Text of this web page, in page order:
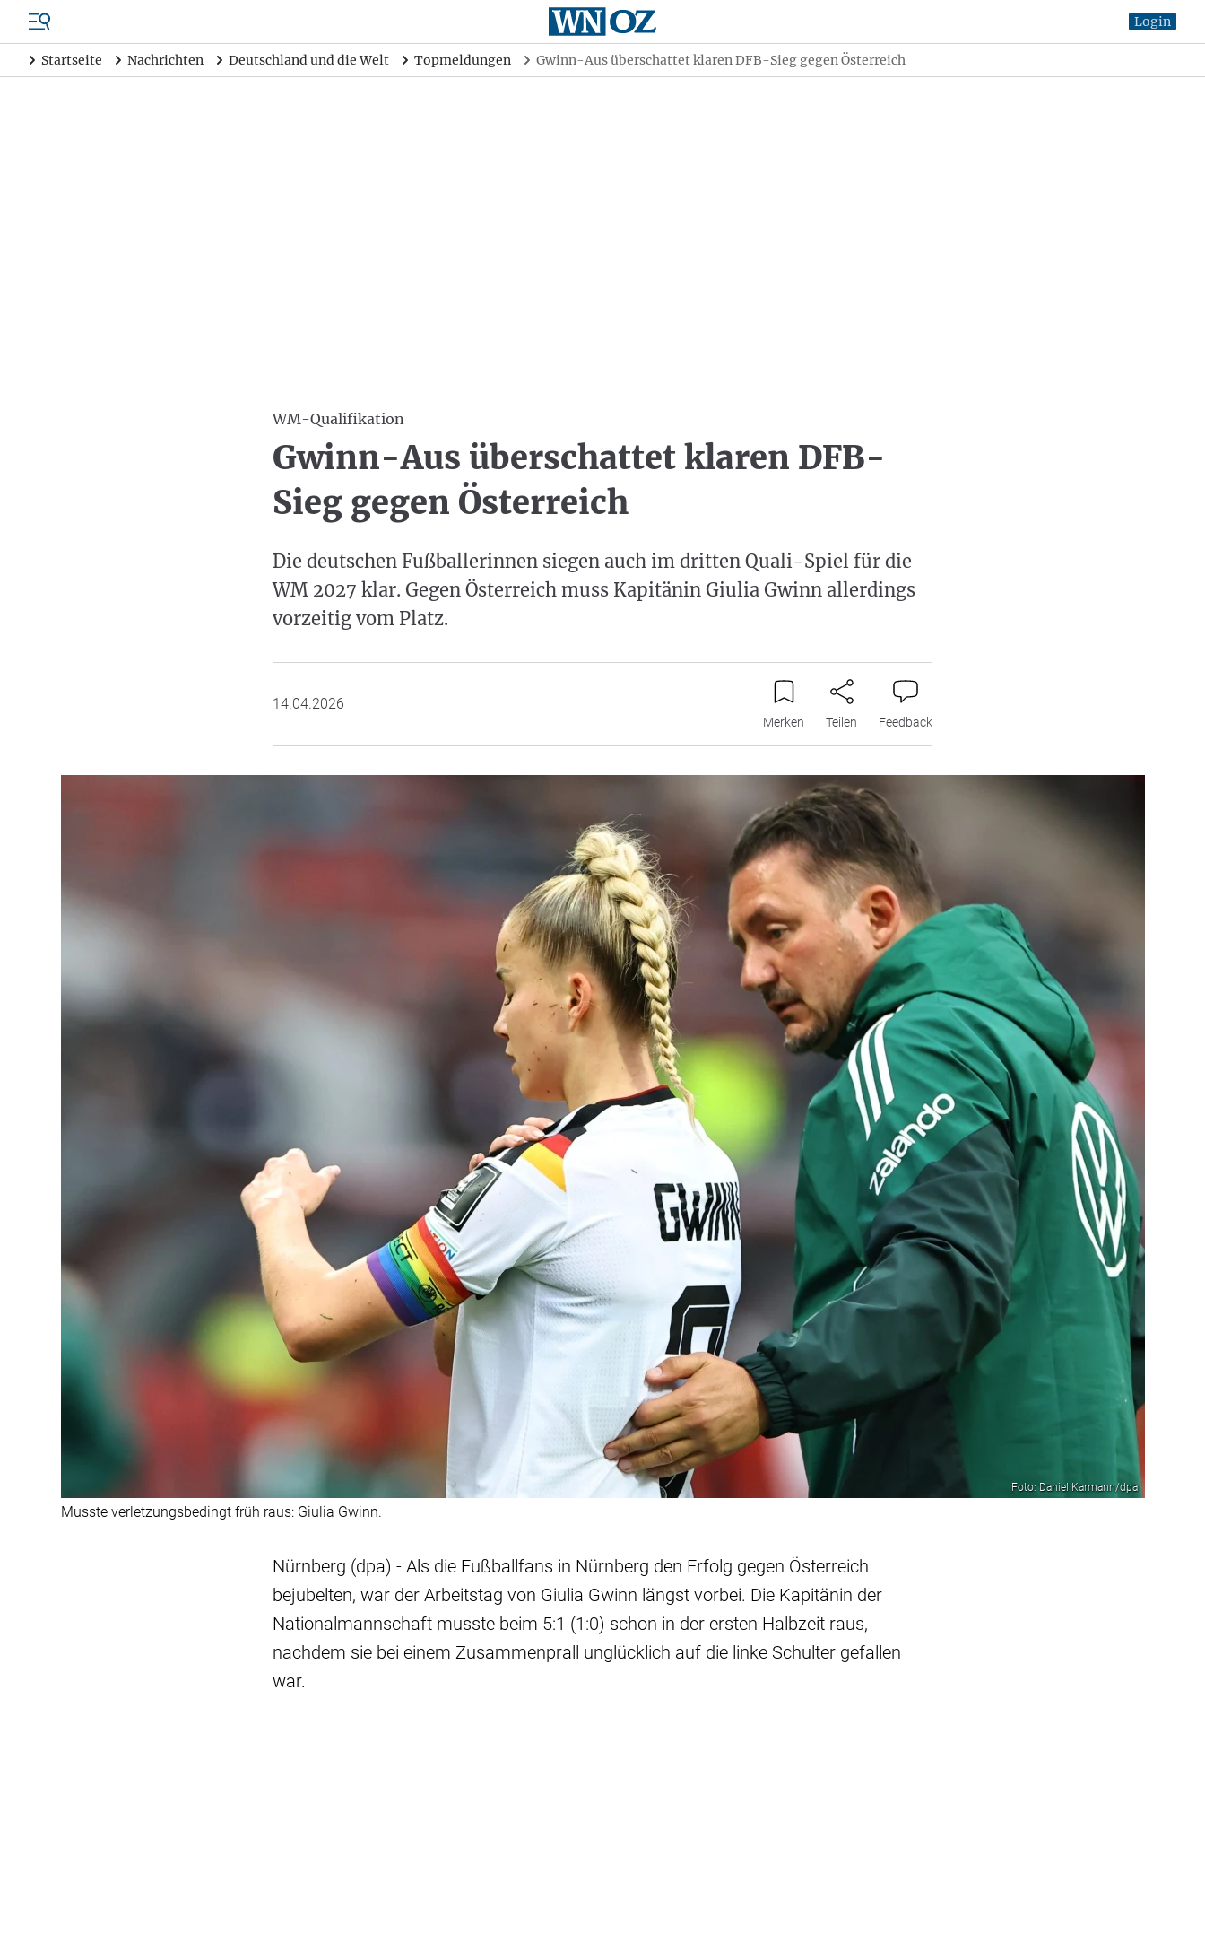
Login
Startseite Nachrichten Deutschland und die Welt Topmeldungen Gwinn-Aus überschattet klaren DFB-Sieg gegen Österreich
WM-Qualifikation
Gwinn-Aus überschattet klaren DFB-
Sieg gegen Österreich
Die deutschen Fußballerinnen siegen auch im dritten Quali-Spiel für die
WM 2027 klar. Gegen Österreich muss Kapitänin Giulia Gwinn allerdings
vorzeitig vom Platz.
14.04.2026
Merken Teilen Feedback
Foto: Daniel Karmann/dpa
Musste verletzungsbedingt früh raus: Giulia Gwinn.
Nürnberg (dpa) - Als die Fußballfans in Nürnberg den Erfolg gegen Österreich
bejubelten, war der Arbeitstag von Giulia Gwinn längst vorbei. Die Kapitänin der
Nationalmannschaft musste beim 5:1 (1:0) schon in der ersten Halbzeit raus,
nachdem sie bei einem Zusammenprall unglücklich auf die linke Schulter gefallen
war.